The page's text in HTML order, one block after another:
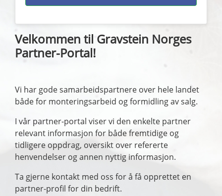
Velkommen til Gravstein Norges
Partner-Portal!
Vi har gode samarbeidspartnere over hele landet
både for monteringsarbeid og formidling av salg.
I vår partner-portal viser vi den enkelte partner
relevant informasjon for både fremtidige og
tidligere oppdrag, oversikt over refererte
henvendelser og annen nyttig informasjon.
Ta gjerne kontakt med oss for å få opprettet en
partner-profil for din bedrift.